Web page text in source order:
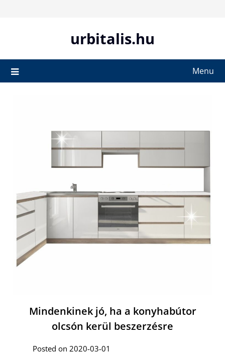
urbitalis.hu
Menu
Mindenkinek jó, ha a konyhabútor
olcsón kerül beszerzésre
Posted on 2020-03-01